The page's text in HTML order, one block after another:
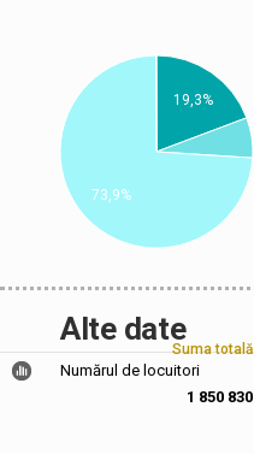
19,3%
73,9%
Alte date
Suma totală
Numărul de locuitori
1 850 830